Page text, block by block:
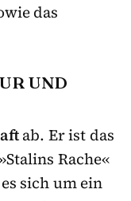
das
UND
ab. Er ist das
Rache«
sich um ein